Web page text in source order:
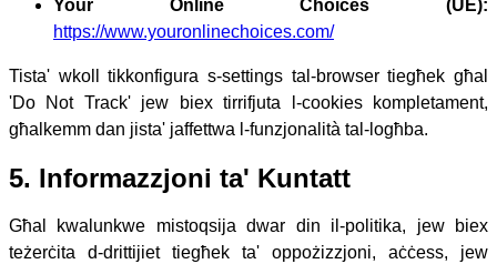
Your Online Choices (UE):
https://www.youronlinechoices.com/
Tista' wkoll tikkonfigura s-settings tal-browser tiegħek għal
'Do Not Track' jew biex tirrifjuta l-cookies kompletament,
għalkemm dan jista' jaffettwa l-funzjonalità tal-logħba.
5. Informazzjoni ta' Kuntatt
Għal kwalunkwe mistoqsija dwar din il-politika, jew biex
teżerċita d-drittijiet tiegħek ta' oppożizzjoni, aċċess, jew